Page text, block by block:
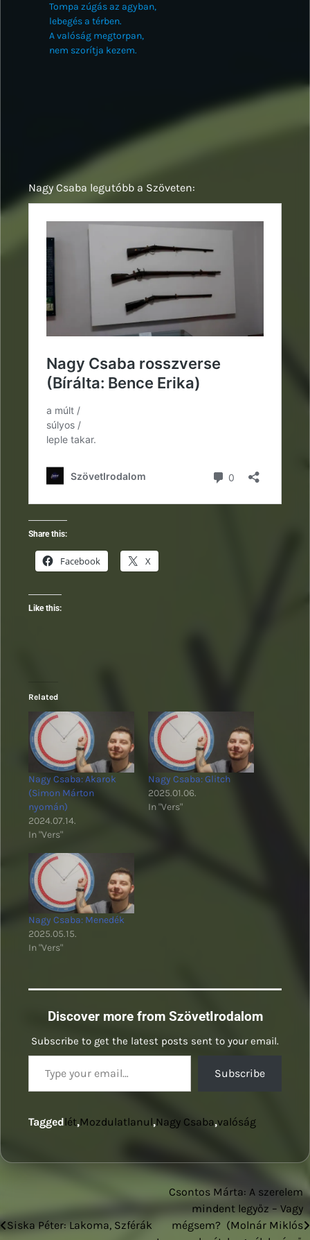
Tompa zúgás az agyban,
lebegés a térben.
A valóság megtorpan,
nem szorítja kezem.
Nagy Csaba legutóbb a Szöveten:
Share this:
Facebook X
Like this:
Related
Nagy Csaba: Akarok
(Simon Márton
nyomán)
2024.07.14.
In "Vers"
Nagy Csaba: Glitch
2025.01.06.
In "Vers"
Nagy Csaba: Menedék
2025.05.15.
In "Vers"
Discover more from SzövetIrodalom
Subscribe to get the latest posts sent to your email.
Type your email…
Subscribe
Taggedlét,Mozdulatlanul,Nagy Csaba,valóság
navigáció
Siska Péter: Lakoma, Szférák
Csontos Márta: A szerelem
mindent legyőz – Vagy
mégsem? (Molnár Miklós